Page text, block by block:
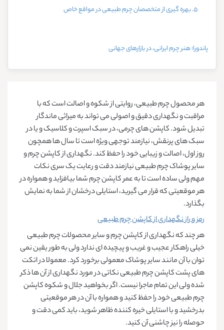
۵. بهره گیری از متخصصان چرم طبیعی در مواقع خاص
پاندورا؛ هنر چرم ایرانی، در بازارهای جهانی
هر محصول چرم طبیعی، روایتی از شکوه و اصالت است که با
مراقبت و نگهداری دقیق و اصولی می تواند به میراثی ماندگار
تبدیل ‌شود. کاپشن های چرمی، در سبک اسپرت و کلاسیک و یا در
سبک های پرنقش، نیازمند توجهی ویژه است تا سال‌ ها همچون
روز اول، اصالت و زیبایی خود را حفظ کند. نگهداری از کاپشن چرم و
سایر پوشاک چرم طبیعی نیازمند دقت و رعایت یک سری نکات
مهم ولی ساده است تا به عمر کاپشن چرم شما بیافزاید و همواره در
هر موقعیتی که قرار می گیرید، استایلی درخشان از شما به نمایش
بگذارد.
رمز و راز نگهداری از کاپشن چرم طبیعی
هر چند که نگهداری از کاپشن چرم و سایر محصولات چرم طبیعی
خیلی راهکار عجیب و غریب و پیچیده ای ندارد ولی به طور یقین نمی
توان با آن مانند سایر پوشاک معمولی برخورد کرد. معمولا در اتکت
های پشت کاپشن چرم طبیعی نکاتی در مورد نگهداری از آن ها ذکر
شده ولی این تمام ماجرا نیست. اگر بخواهید جلال و شکوه کاپشن
چرم طبیعی خود را حفظ کنید و همواره با آن در هر موقعیتی
بدرخشید و با استایلی خیره کننده ظاهر شوید، باید کمی دقت و
حوصله را نیز چاشنی آن کنید.